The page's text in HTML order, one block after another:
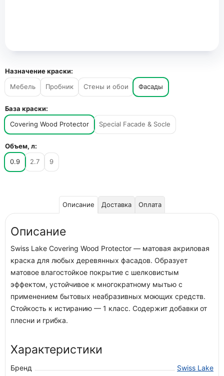
Назначение краски:
Мебель
Пробник Стены и обои Фасады
База краски:
Covering Wood Protector
Special Facade & Socle
Объем, л:
0.9
2.7 9
Описание Доставка Оплата
Описание
Swiss Lake Covering Wood Protector — матовая акриловая
краска для любых деревянных фасадов. Образует
матовое влагостойкое покрытие с шелковистым
эффектом, устойчивое к многократному мытью с
применением бытовых неабразивных моющих средств.
Стойкость к истиранию — 1 класс. Содержит добавки от
плесни и грибка.
Характеристики
Бренд
Swiss Lake